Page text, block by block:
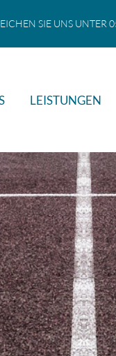
SIE UNS UNTER
LEISTUNGEN